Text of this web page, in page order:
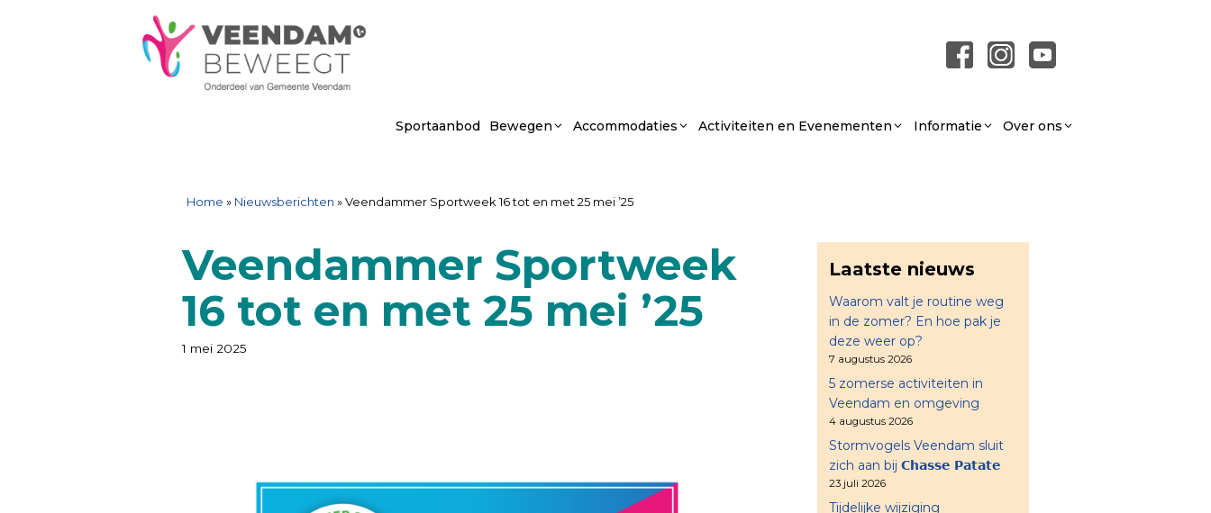
Sportaanbod Bewegen Accommodaties Activiteiten en Evenementen Informatie Over ons
Home » Nieuwsberichten »Veendammer Sportweek 16 tot en met 25 mei ’25
Veendammer Sportweek
16 tot en met 25 mei ’25
1 mei 2025
Laatste nieuws
Waarom valt je routine weg
in de zomer? En hoe pak je
deze weer op?
7 augustus 2026
5 zomerse activiteiten in
Veendam en omgeving
4 augustus 2026
Stormvogels Veendam sluit
zich aan bij 𝗖𝗵𝗮𝘀𝘀𝗲 𝗣𝗮𝘁𝗮𝘁𝗲
23 juli 2026
Tijdelijke wijziging